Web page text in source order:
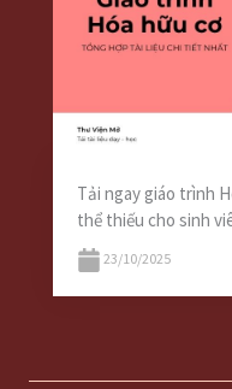
Tải ngay giáo trình
thể thiếu cho sinh
23/10/2025